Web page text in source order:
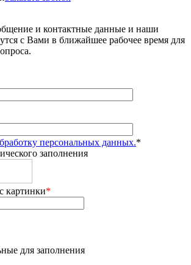
и контактные данные и наши
с Вами в ближайшее рабочее время для
персональных данных.*
заполнения
картинки*
для заполнения